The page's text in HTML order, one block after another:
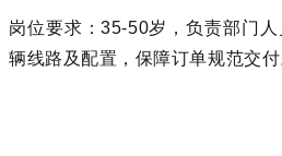
岗位要求：35-50岁，负责部门
辆线路及配置，保障订单规范交付